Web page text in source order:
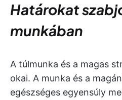
Határokat
munkában
A túlmunka és a magas
okai. A munka és a
egészséges egyensúly